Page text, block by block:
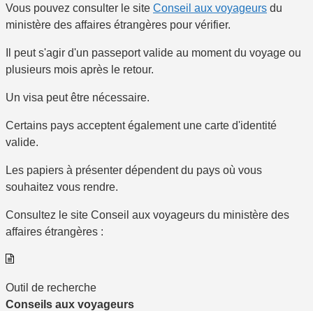
Vous pouvez consulter le site Conseil aux voyageurs du
ministère des affaires étrangères pour vérifier.
Il peut s'agir d'un passeport valide au moment du voyage ou
plusieurs mois après le retour.
Un visa peut être nécessaire.
Certains pays acceptent également une carte d'identité
valide.
Les papiers à présenter dépendent du pays où vous
souhaitez vous rendre.
Consultez le site Conseil aux voyageurs du ministère des
affaires étrangères :
Outil de recherche
Conseils aux voyageurs